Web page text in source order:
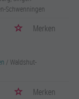
Schwenningen
Merken
/ Waldshut-
Merken